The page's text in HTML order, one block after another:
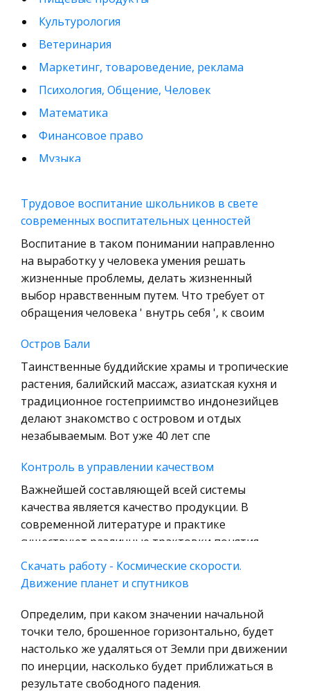
Культурология
Ветеринария
Маркетинг, товароведение, реклама
Психология, Общение, Человек
Математика
Финансовое право
Музыка
кредитные отношения
Конституционное (государственное) право
зарубежных стран
Муниципальное право России
Радиоэлектроника
Право
История отечественного государства и
права
Технология
Уголовное право
Охрана природы, Экология,
Военная кафедра
Социология
Страховое право
Военное дело
Экономика и Финансы
Химия
Металлургия
Микроэкономика, экономика предприятия,
предпринимательство
Трудовое воспитание школьников в свете
современных воспитательных ценностей
Воспитание в таком понимании направленно
на выработку у человека умения решать
жизненные проблемы, делать жизненный
выбор нравственным путем. Что требует от
обращения человека ' внутрь себя ', к своим
Остров Бали
Таинственные буддийские храмы и тропические
растения, балийский массаж, азиатская кухня и
традиционное гостеприимство индонезийцев
делают знакомство с островом и отдых
незабываемым. Вот уже 40 лет спе
Контроль в управлении качеством
Важнейшей составляющей всей системы
качества является качество продукции. В
современной литературе и практике
существуют различные трактовки понятия
качество. Международная организация по
стандартиза
Управление стимулированием
Факторы повышения производительности
труда…..9 1.4 Измерение производительности
труда………………………………..11 1.5 Управление
производительностью труда…………………………….13
Скачать работу - Космические скорости.
Движение планет и спутников
Определим, при каком значении начальной
точки тело, брошенное горизонтально, будет
настолько же удаляться от Земли при движении
по инерции, насколько будет приближаться в
результате свободного падения.